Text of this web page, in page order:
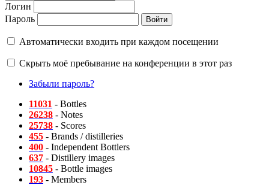
Логин
Пароль
Автоматически входить при каждом посещении
Скрыть моё пребывание на конференции в этот раз
Забыли пароль?
11031 - Bottles
26238 - Notes
25738 - Scores
455 - Brands / distilleries
400 - Independent Bottlers
637 - Distillery images
10845 - Bottle images
193 - Members